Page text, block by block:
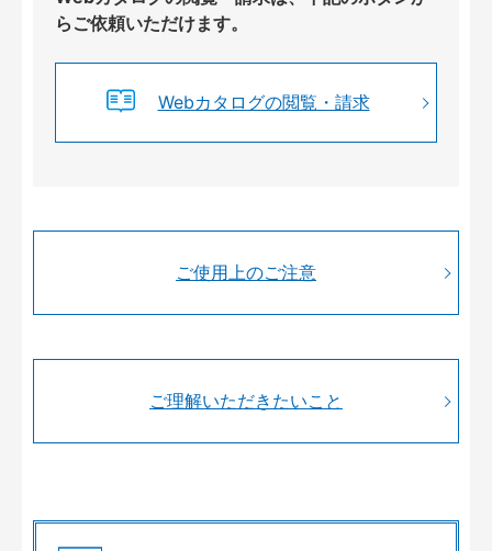
らご依頼いただけます。
Webカタログの閲覧・請求
ご使用上のご注意
ご理解いただきたいこと